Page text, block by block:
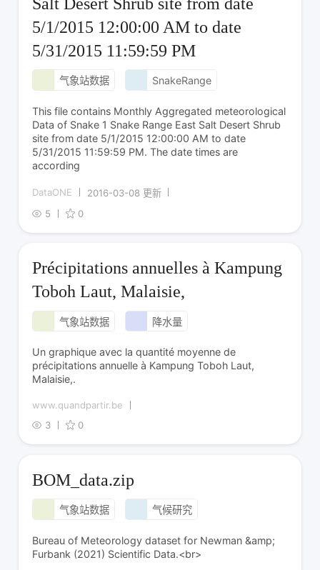
5/1/2015 12:00:00 AM to date
5/31/2015 11:59:59 PM
气象站数据 SnakeRange
This file contains Monthly Aggregated meteorological
Data of Snake 1 Snake Range East Salt Desert Shrub
site from date 5/1/2015 12:00:00 AM to date
5/31/2015 11:59:59 PM. The date times are
according
DataONE
2016-03-08 更新
5
0
Précipitations annuelles à Kampung
Toboh Laut, Malaisie,
气象站数据 降水量
Un graphique avec la quantité moyenne de
précipitations annuelle à Kampung Toboh Laut,
Malaisie,.
www.quandpartir.be
3
0
BOM_data.zip
气象站数据 气候研究
Bureau of Meteorology dataset for Newman &amp;
Furbank (2021) Scientific Data.<br>